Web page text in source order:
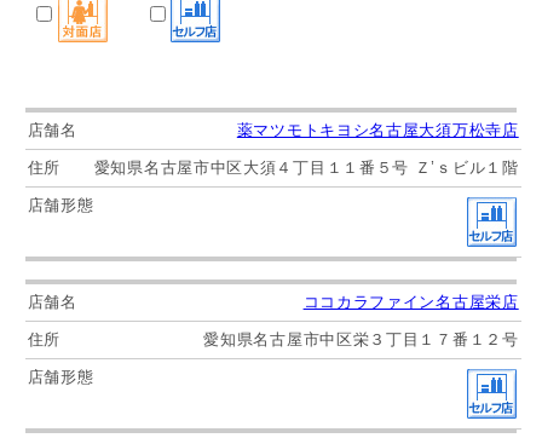
薬マツモトキヨシ名古屋大須万松寺店
愛知県名古屋市中区大須４丁目１１番５号 Ｚ’ｓビル１階
ココカラファイン名古屋栄店
愛知県名古屋市中区栄３丁目１７番１２号